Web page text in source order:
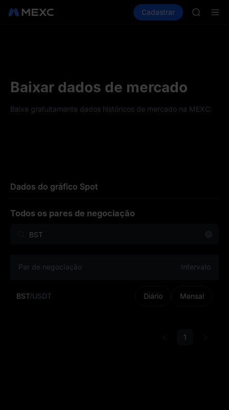
Mercados Spot Futuros
Cadastrar
SKYAI
Baixar dados de mercado
Baixe gratuitamente dados históricos de mercado na MEXC.
Dados do gráfico Spot
Todos os pares de negociação
Par de negociação Intervalo
BST/USDT Diário Mensal
1